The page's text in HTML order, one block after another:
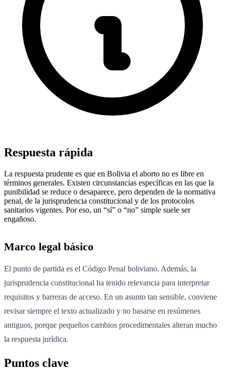
Respuesta rápida
La respuesta prudente es que en Bolivia el aborto no es libre en
términos generales. Existen circunstancias específicas en las que la
punibilidad se reduce o desaparece, pero dependen de la normativa
penal, de la jurisprudencia constitucional y de los protocolos
sanitarios vigentes. Por eso, un “sí” o “no” simple suele ser
engañoso.
Marco legal básico
El punto de partida es el Código Penal boliviano. Además, la
jurisprudencia constitucional ha tenido relevancia para interpretar
requisitos y barreras de acceso. En un asunto tan sensible, conviene
revisar siempre el texto actualizado y no basarse en resúmenes
antiguos, porque pequeños cambios procedimentales alteran mucho
la respuesta jurídica.
Puntos clave